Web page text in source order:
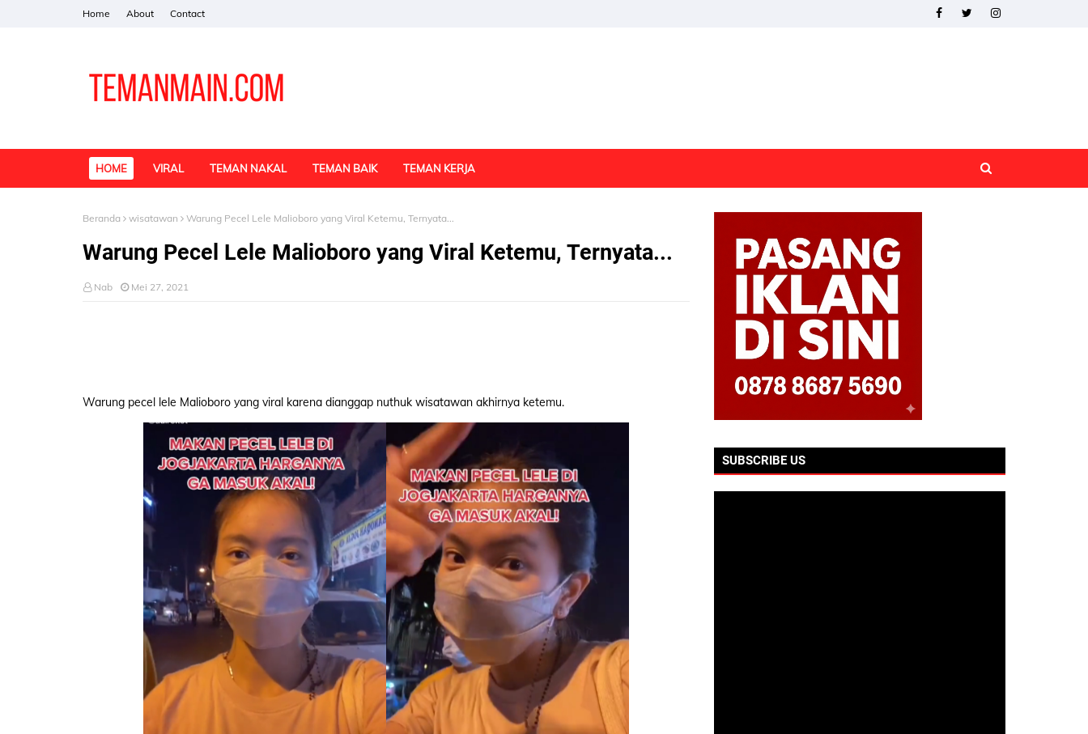
Home About Contact
HOME VIRAL TEMAN NAKAL TEMAN BAIK TEMAN KERJA
Beranda wisatawan Warung Pecel Lele Malioboro yang Viral Ketemu, Ternyata...
Warung Pecel Lele Malioboro yang Viral Ketemu, Ternyata...
Nab Mei 27, 2021
Warung pecel lele Malioboro yang viral karena dianggap nuthuk wisatawan akhirnya ketemu.
SUBSCRIBE US